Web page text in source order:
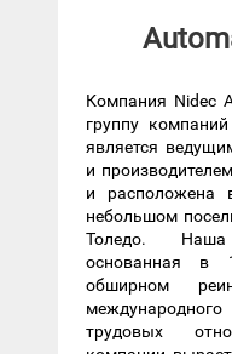
Компания Nidec
группу
является
и
и расположена
небольшом
Толедо.
основанная в
обширном
трудовых